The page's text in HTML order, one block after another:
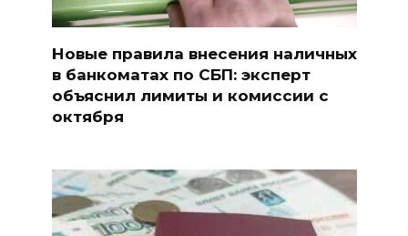
Новые правила внесения наличных
в банкоматах по СБП: эксперт
объяснил лимиты и комиссии с
октября